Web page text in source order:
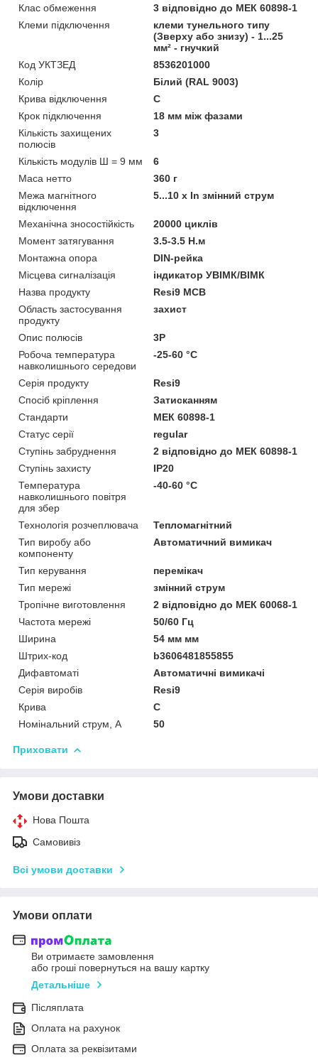
Клас обмеження
3 відповідно до МЕК 60898-1
Клеми підключення
клеми тунельного типу
(Зверху або знизу) - 1...25
мм² - гнучкий
Код УКТЗЕД
8536201000
Колір
Білий (RAL 9003)
Крива відключення
C
Крок підключення
18 мм між фазами
Кількість захищених
полюсів
3
Кількість модулів Ш = 9 мм
6
Маса нетто
360 г
Межа магнітного
відключення
5...10 x In змінний струм
Механічна зносостійкість
20000 циклів
Момент затягування
3.5-3.5 Н.м
Монтажна опора
DIN-рейка
Місцева сигналізація
iндикатор УВІМК/ВІМК
Назва продукту
Resi9 MCB
Область застосування
продукту
захист
Опис полюсів
3P
Робоча температура
навколишнього середови
-25-60 °C
Серія продукту
Resi9
Спосіб кріплення
Затисканням
Стандарти
МЕК 60898-1
Статус серії
regular
Ступінь забруднення
2 відповідно до МЕК 60898-1
Ступінь захисту
IP20
Температура
навколишнього повітря
для збер
-40-60 °C
Технологія розчеплювача
Тепломагнітний
Тип виробу або
компоненту
Автоматичний вимикач
Тип керування
перемікач
Тип мережі
змінний струм
Тропічне виготовлення
2 відповідно до МЕК 60068-1
Частота мережі
50/60 Гц
Ширина
54 мм мм
Штрих-код
b3606481855855
Дифавтоматі
Автоматичні вимикачі
Серія виробів
Resi9
Крива
C
Номінальний струм, А
50
Приховати
Умови доставки
Нова Пошта
Самовивіз
Всі умови доставки
Умови оплати
Ви отримаєте замовлення
або гроші повернуться на вашу картку
Детальніше
Післяплата
Оплата на рахунок
Оплата за реквізитами